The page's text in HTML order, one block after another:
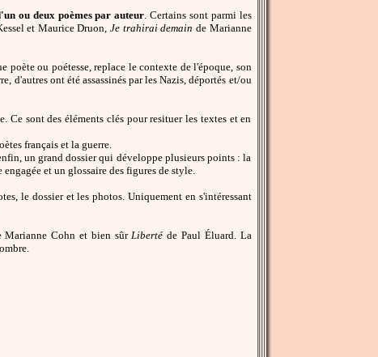
ou deux poèmes par auteur . Certains sont parmi les
et Maurice Druon,Je trahirai demain de Marianne
ou poétesse, replace le contexte de l'époque, son
d'autres ont été assassinés par les Nazis, déportés et/ou
Ce sont des éléments clés pour resituer les textes et en
français et la guerre.
un grand dossier qui développe plusieurs points : la
et un glossaire des figures de style.
le dossier et les photos. Uniquement en s'intéressant
Marianne Cohn et bien sûr Liberté de Paul Éluard. La